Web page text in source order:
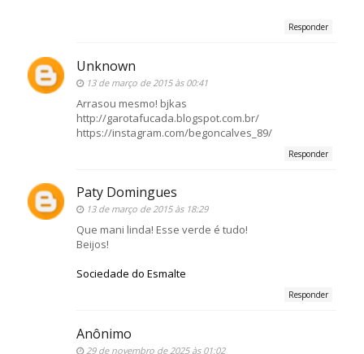
Responder
Unknown
13 de março de 2015 às 00:41
Arrasou mesmo! bjkas
http://garotafucada.blogspot.com.br/
https://instagram.com/begoncalves_89/
Responder
Paty Domingues
13 de março de 2015 às 18:29
Que mani linda! Esse verde é tudo!
Beijos!
Sociedade do Esmalte
Responder
Anônimo
29 de novembro de 2025 às 01:02